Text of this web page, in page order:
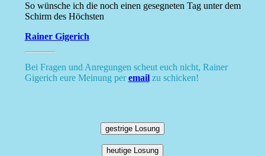
So wünsche ich die noch einen gesegneten Tag unter dem
Schirm des Höchsten
Rainer Gigerich
Bei Fragen und Anregungen scheut euch nicht, Rainer
Gigerich eure Meinung peremailzu schicken!
gestrige Losung
heutige Losung